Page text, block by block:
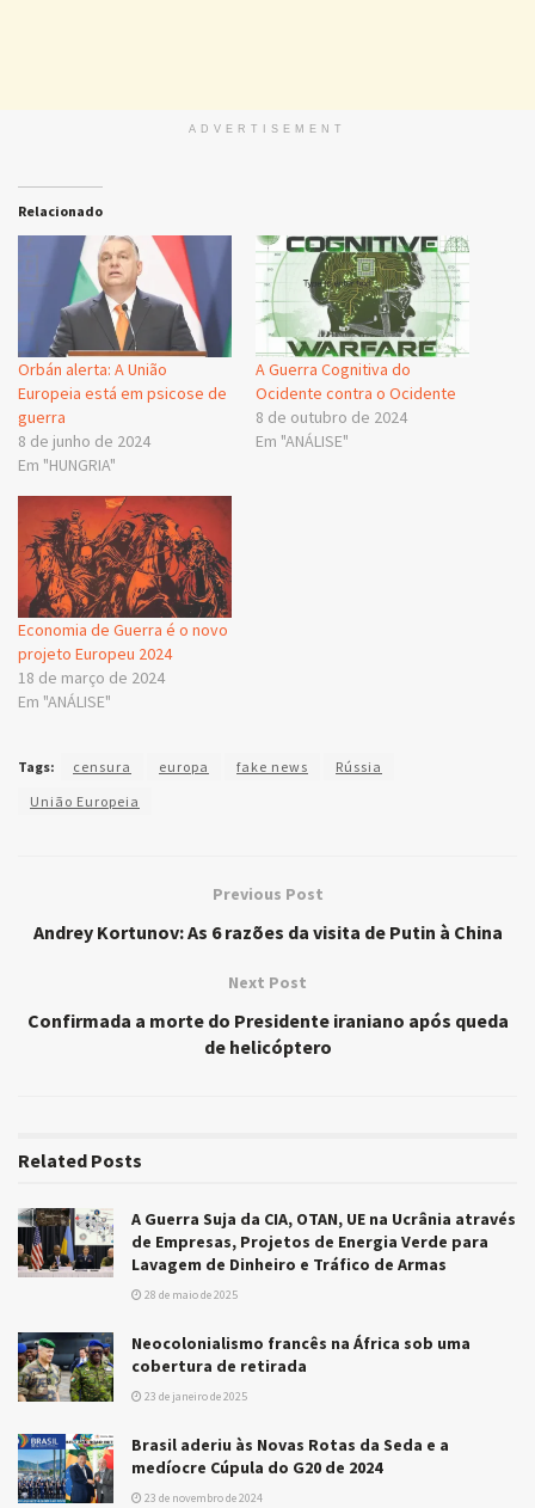
ADVERTISEMENT
Relacionado
Orbán alerta: A União
Europeia está em psicose de
guerra
8 de junho de 2024
Em "HUNGRIA"
A Guerra Cognitiva do
Ocidente contra o Ocidente
8 de outubro de 2024
Em "ANÁLISE"
Economia de Guerra é o novo
projeto Europeu 2024
18 de março de 2024
Em "ANÁLISE"
Tags: censura europa fake news
Rússia
União Europeia
Previous Post
Andrey Kortunov: As 6 razões da visita de Putin à China
Next Post
Confirmada a morte do Presidente iraniano após queda
de helicóptero
Related Posts
A Guerra Suja da CIA, OTAN, UE na Ucrânia através
de Empresas, Projetos de Energia Verde para
Lavagem de Dinheiro e Tráfico de Armas
28 de maio de 2025
Neocolonialismo francês na África sob uma
cobertura de retirada
23 de janeiro de 2025
Brasil aderiu às Novas Rotas da Seda e a
medíocre Cúpula do G20 de 2024
23 de novembro de 2024